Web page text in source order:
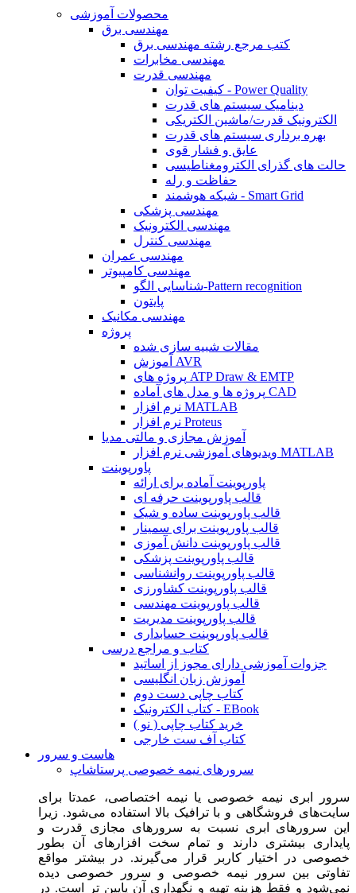
محصولات آموزشی
مهندسی برق
کتب مرجع رشته مهندسی برق
مهندسی مخابرات
مهندسی قدرت
کیفیت توان - Power Quality
دینامیک سیستم های قدرت
الکترونیک قدرت/ماشین الکتریکی
بهره برداری سیستم های قدرت
عایق و فشار قوی
حالت های گذرای الکترومغناطیسی
حفاظت و رله
شبکه هوشمند - Smart Grid
مهندسی پزشکی
مهندسی الکترونیک
مهندسی کنترل
مهندسی عمران
مهندسی کامپیوتر
شناسایی الگو-Pattern recognition
پایتون
مهندسی مکانیک
پروژه
مقالات شبیه سازی شده
آموزش AVR
پروژه های ATP Draw & EMTP
پروژه ها و مدل های آماده CAD
نرم افزار MATLAB
نرم افزار Proteus
آموزش مجازی و مالتی مدیا
ویدیوهای آموزشی نرم افزار MATLAB
پاورپوینت
پاورپوینت آماده برای ارائه
قالب پاورپوینت حرفه ای
قالب پاورپوینت ساده و شیک
قالب پاورپوینت برای سمینار
قالب پاورپوینت دانش آموزی
قالب پاورپوینت پزشکی
قالب پاورپوینت روانشناسی
قالب پاورپوینت کشاورزی
قالب پاورپوینت مهندسی
قالب پاورپوینت مدیریت
قالب پاورپوینت حسابداری
کتاب و مراجع درسی
جزوات آموزشی دارای مجوز از اساتید
آموزش زبان انگلیسی
کتاب چاپی دست دوم
کتاب الکترونیک - EBook
خرید کتاب چاپی ( نو )
کتاب آف ست خارجی
هاست و سرور
سرورهای نیمه خصوصی پرستاشاپ
سرور ابری نیمه خصوصی یا نیمه اختصاصی، عمدتا برای
سایت‌های فروشگاهی و با ترافیک بالا استفاده می‌شود. زیرا
این سرورهای ابری نسبت به سرورهای مجازی قدرت و
پایداری بیشتری دارند و تمام سخت افزارهای آن بطور
خصوصی در اختیار کاربر قرار می‌گیرند. در بیشتر مواقع
تفاوتی بین سرور نیمه خصوصی و سرور خصوصی دیده
نمی‌شود و فقط هزینه تهیه و نگهداری آن پایین تر است. در